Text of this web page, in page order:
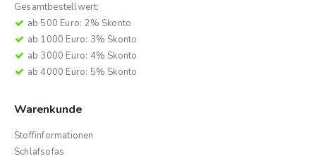
Gesamtbestellwert:
ab 500 Euro: 2% Skonto
ab 1000 Euro: 3% Skonto
ab 3000 Euro: 4% Skonto
ab 4000 Euro: 5% Skonto
Warenkunde
Stoffinformationen
Schlafsofas